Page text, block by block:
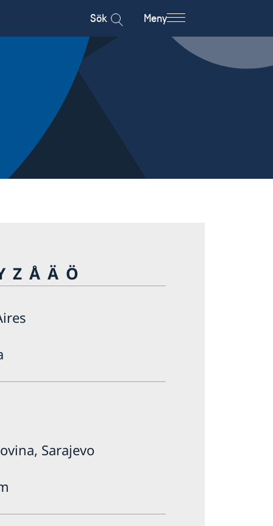
Sök Meny
Z Å Ä Ö
Sarajevo